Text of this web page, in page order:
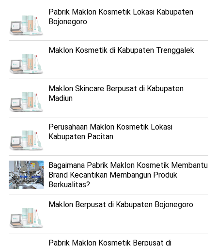
Pabrik Maklon Kosmetik Lokasi Kabupaten
Bojonegoro
Maklon Kosmetik di Kabupaten Trenggalek
Maklon Skincare Berpusat di Kabupaten
Madiun
Perusahaan Maklon Kosmetik Lokasi
Kabupaten Pacitan
Bagaimana Pabrik Maklon Kosmetik Membantu
Brand Kecantikan Membangun Produk
Berkualitas?
Maklon Berpusat di Kabupaten Bojonegoro
Pabrik Maklon Kosmetik Berpusat di